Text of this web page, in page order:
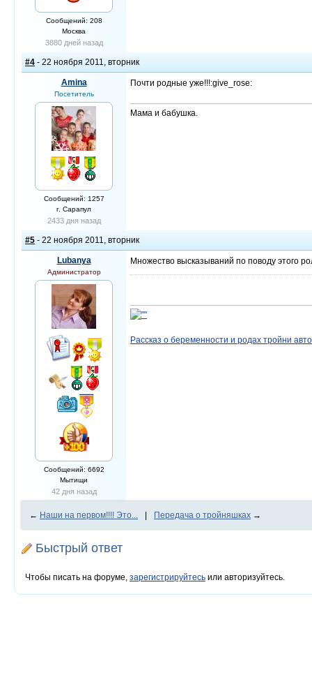
Сообщений: 208
Москва
3880 дней назад
#4 - 22 ноября 2011, вторник
Amina
Посетитель
Сообщений: 1257
г. Сарапул
2433 дня назад
Почти родные уже!!!:give_rose:
Мама и бабушка.
#5 - 22 ноября 2011, вторник
Lubanya
Администратор
Сообщений: 6692
Мытищи
42 дня назад
Множество высказываний по поводу этого
Рассказ о беременности и родах тройни
← Наши на первом!!!! Это... Передача о тройняшках →
Быстрый ответ
Чтобы писать на форуме, зарегистрируйтесь или авторизуйтесь.